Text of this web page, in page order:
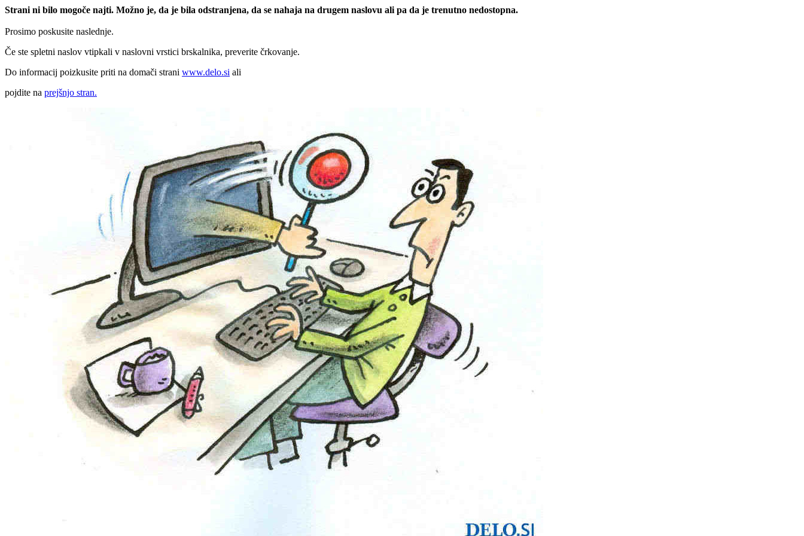
Strani ni bilo mogoče najti. Možno je, da je bila odstranjena, da se nahaja na drugem naslovu ali pa da je trenutno nedostopna.
Prosimo poskusite naslednje.
Če ste spletni naslov vtipkali v naslovni vrstici brskalnika, preverite črkovanje.
Do informacij poizkusite priti na domači strani www.delo.si ali
pojdite na prejšnjo stran.